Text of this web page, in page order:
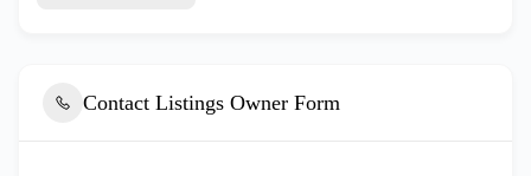
Contact Listings Owner Form